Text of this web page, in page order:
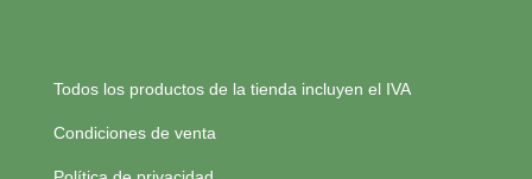
Todos los productos de la tienda incluyen el IVA
Condiciones de venta